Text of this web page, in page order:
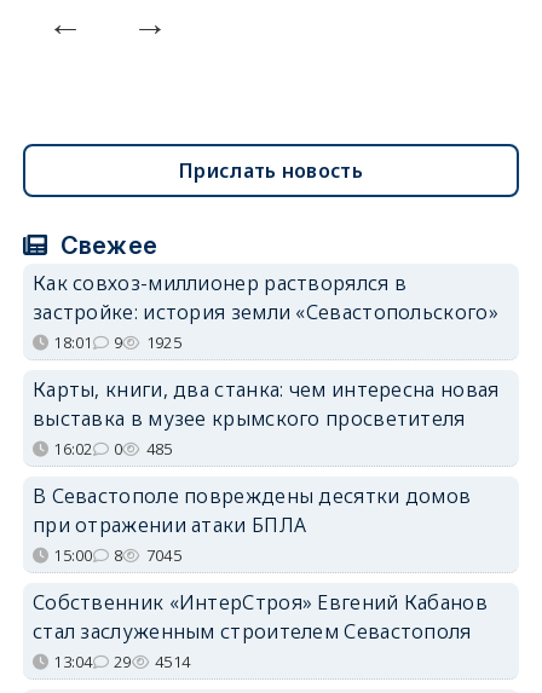
Прислать новость
Свежее
Как совхоз-миллионер растворялся в
застройке: история земли «Севастопольского»
18:01 9 1925
Карты, книги, два станка: чем интересна новая
выставка в музее крымского просветителя
16:02 0 485
В Севастополе повреждены десятки домов
при отражении атаки БПЛА
15:00 8 7045
Собственник «ИнтерСтроя» Евгений Кабанов
стал заслуженным строителем Севастополя
13:04 29 4514